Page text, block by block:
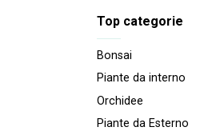
Top categorie
Bonsai
Piante da interno
Orchidee
Piante da Esterno